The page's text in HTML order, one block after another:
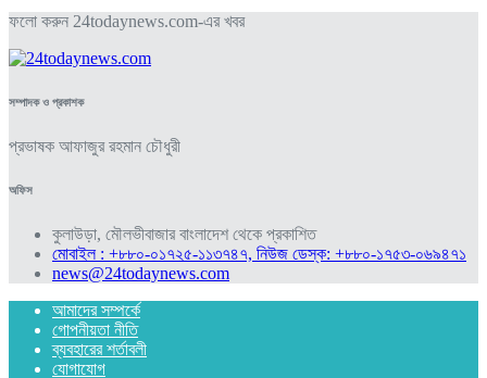
ফলো করুন 24todaynews.com-এর খবর
সম্পাদক ও প্রকাশক
প্রভাষক আফাজুর রহমান চৌধুরী
অফিস
কুলাউড়া, মৌলভীবাজার বাংলাদেশ থেকে প্রকাশিত
মোবাইল : +৮৮০-০১৭২৫-১১৩৭৪৭, নিউজ ডেস্ক: +৮৮০-১৭৫৩-০৬৯৪৭১
news@24todaynews.com
আমাদের সম্পর্কে
গোপনীয়তা নীতি
ব্যবহারের শর্তাবলী
যোগাযোগ